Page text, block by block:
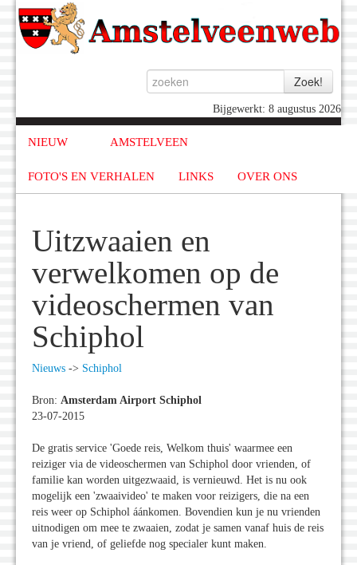
Bijgewerkt: 8 augustus 2026
NIEUW AMSTELVEEN
FOTO'S EN VERHALEN LINKS OVER ONS
Uitzwaaien en
verwelkomen op de
videoschermen van
Schiphol
Nieuws -> Schiphol
Bron: Amsterdam Airport Schiphol
23-07-2015
De gratis service 'Goede reis, Welkom thuis' waarmee een
reiziger via de videoschermen van Schiphol door vrienden, of
familie kan worden uitgezwaaid, is vernieuwd. Het is nu ook
mogelijk een 'zwaaivideo' te maken voor reizigers, die na een
reis weer op Schiphol áánkomen. Bovendien kun je nu vrienden
uitnodigen om mee te zwaaien, zodat je samen vanaf huis de reis
van je vriend, of geliefde nog specialer kunt maken.